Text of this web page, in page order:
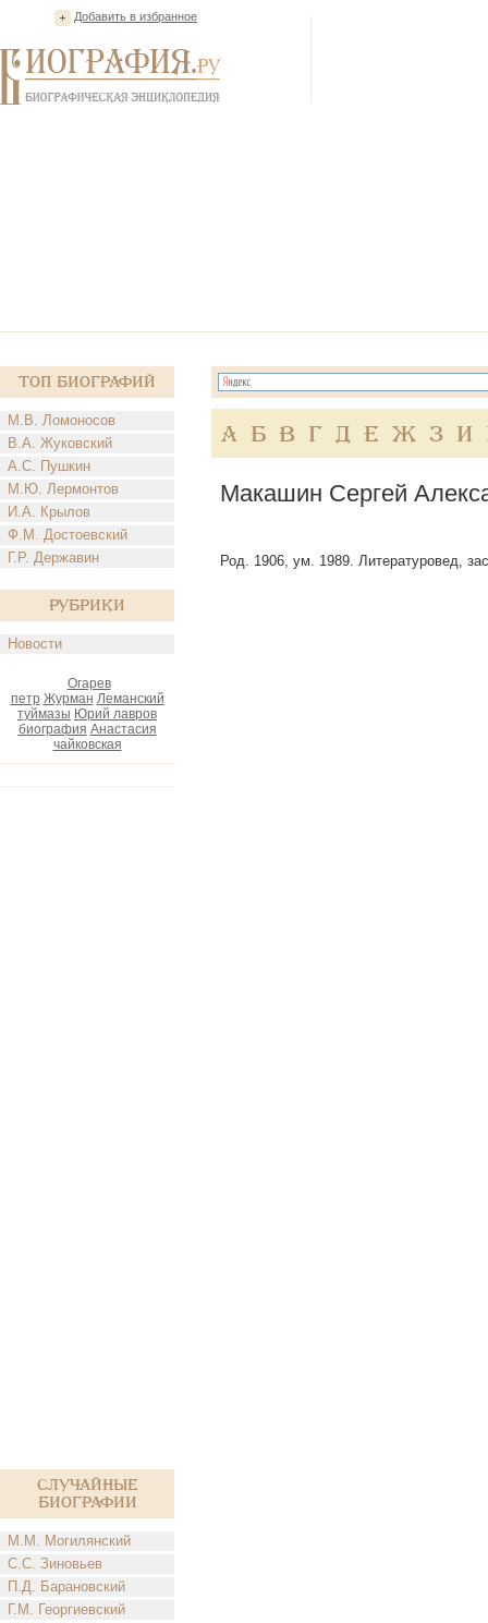
Добавить в избранное
Топ Биографий
М.В. Ломоносов
В.А. Жуковский
А.С. Пушкин
М.Ю. Лермонтов
И.А. Крылов
Ф.М. Достоевский
Г.Р. Державин
Рубрики
Новости
Огарев
петр Журман Леманский
туймазы Юрий лавров
биография Анастасия
чайковская
Случайные
биографии
М.М. Могилянский
С.С. Зиновьев
П.Д. Барановский
Г.М. Георгиевский
А Б В Г Д Е Ж З И
Макашин Сергей
Род. 1906, ум. 1989. Литературовед,